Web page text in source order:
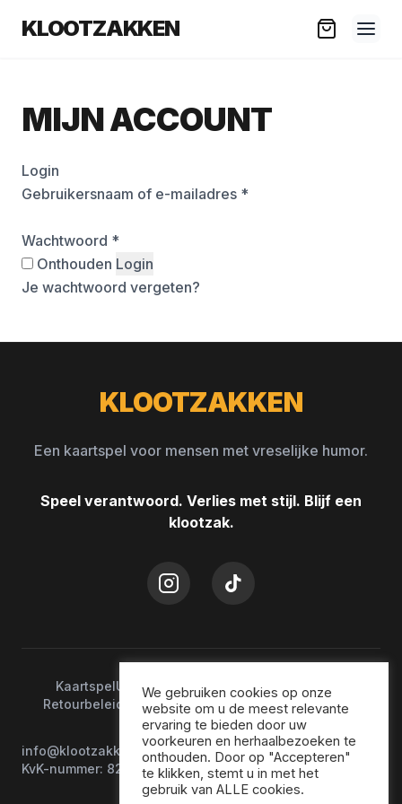
KLOOTZAKKEN
MIJN ACCOUNT
Login
Gebruikersnaam of e-mailadres *
Wachtwoord *
Onthouden Login
Je wachtwoord vergeten?
KLOOTZAKKEN
Een kaartspel voor mensen met vreselijke humor.
Speel verantwoord. Verlies met stijl. Blijf een
klootzak.
KaartspelUitbreidingen Verkooppunten
Retourbeleid
Algemene voorwaardenPrivacybeleid
info@klootzakkenspel.nl
KvK-nummer: 82049777
We gebruiken cookies op onze
website om u de meest relevante
ervaring te bieden door uw
voorkeuren en herhaalbezoeken te
onthouden. Door op "Accepteren"
te klikken, stemt u in met het
gebruik van ALLE cookies.